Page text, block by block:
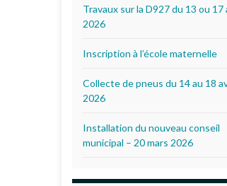
Travaux sur la D927 du 13 ou 17
2026
Inscription à l’école maternelle
Collecte de pneus du 14 au 18
2026
Installation du nouveau conseil
municipal – 20 mars 2026